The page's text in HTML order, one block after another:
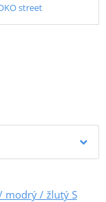
street
modrý / žlutý S